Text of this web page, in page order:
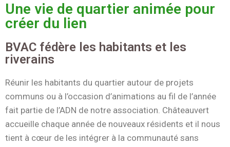
Une vie de quartier animée pour
créer du lien
BVAC fédère les habitants et les
riverains
Réunir les habitants du quartier autour de projets
communs ou à l’occasion d’animations au fil de l’année
fait partie de l’ADN de notre association. Châteauvert
accueille chaque année de nouveaux résidents et il nous
tient à cœur de les intégrer à la communauté sans